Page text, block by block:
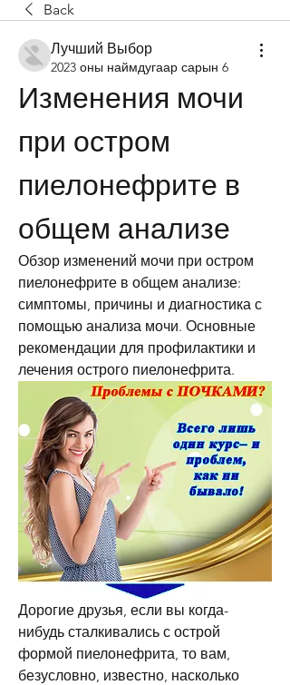
Back
Лучший Выбор
2023 оны наймдугаар сарын 6
Изменения мочи
при остром
пиелонефрите в
общем анализе
Обзор изменений мочи при остром
пиелонефрите в общем анализе:
симптомы, причины и диагностика с
помощью анализа мочи. Основные
рекомендации для профилактики и
лечения острого пиелонефрита.
Дорогие друзья, если вы когда-
нибудь сталкивались с острой
формой пиелонефрита, то вам,
безусловно, известно, насколько